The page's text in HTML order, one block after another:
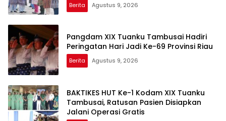
Berita Agustus 9, 2026
Pangdam XIX Tuanku Tambusai Hadiri
Peringatan Hari Jadi Ke-69 Provinsi Riau
Berita Agustus 9, 2026
BAKTIKES HUT Ke-1 Kodam XIX Tuanku
Tambusai, Ratusan Pasien Disiapkan
Jalani Operasi Gratis